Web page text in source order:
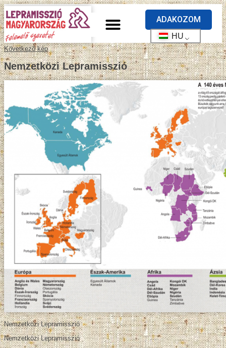
ADAKOZOM
HU
Következő kép
Nemzetközi Lepramisszió
Nemzetközi Lepramisszió
Nemzetközi Lepramisszió